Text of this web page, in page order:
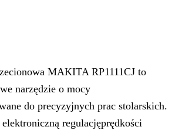
MAKITA RP1111CJ to
narzędzie o mocy
do precyzyjnych prac stolarskich.
regulacjęprędkości